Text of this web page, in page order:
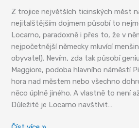
Z trojice největších ticinských měst
nejitalštějším dojmem působí to
Locarno, paradoxně i přes to, že v
nejpočetnější německy mluvící
obyvatel). Nevím, zda tak působí
Maggiore, podoba hlavního náměstí
hora nad městem nebo všechno
něco úplně jiného. A vlastně to není
Důležité je Locarno navštívit…